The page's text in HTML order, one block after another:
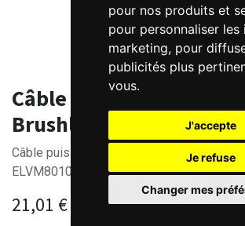
pour nos produits et
pour personnaliser
marketing, pour
publicités plus
vous.
J'accepte
Je refuse
Changer mes
Câble puissance -263
Brushless ELVM80100
Câble puissance pour moteur Brushless
ELVM80100 - 3 mètres
21,01 €